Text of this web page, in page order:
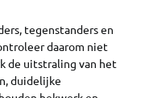
tegenstanders en
daarom niet
de uitstraling van het
duidelijke